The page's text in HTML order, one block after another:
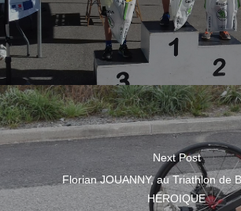
Next Post
Florian JOUANNY, au Triathlon de
HEROIQUE